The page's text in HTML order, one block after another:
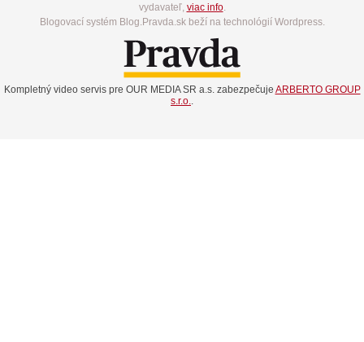
vydavateľ, viac info.
Blogovací systém Blog.Pravda.sk beží na technológií Wordpress.
Kompletný video servis pre OUR MEDIA SR a.s. zabezpečuje ARBERTO GROUP
s.r.o.